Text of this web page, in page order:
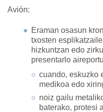
Avión:
Eraman osasun
txosten
hizkuntzan edo
presentarlo
cuando, eskuzko
medikoa edo
noiz gailu
baterako, protesi